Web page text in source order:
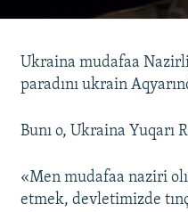
Ukraina mudafaa
paradını ukrain
Bunı o, Ukraina Yuqarı
«Men mudafaa naziri
etmek, devletimizde